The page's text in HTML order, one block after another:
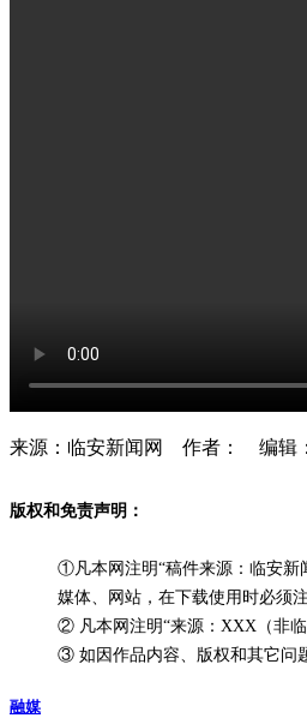
来源：临安新闻网 作者： 编辑
版权和免责声明：
①凡本网注明“稿件来源：临安新
媒体、网站，在下载使用时必须
② 凡本网注明“来源：XXX（非临
③ 如因作品内容、版权和其它问
融媒